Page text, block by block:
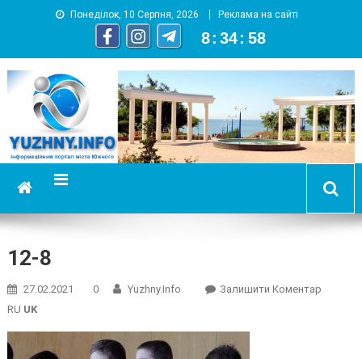
Понеділок, 10 Серпня, 2026 Реклама на сайті
8 : 34 : 59
YUZHNY.INFO
информационный портал города Южный
12-8
27.02.2021 0 Yuzhny.info Залишити КоментарOn
RU UK